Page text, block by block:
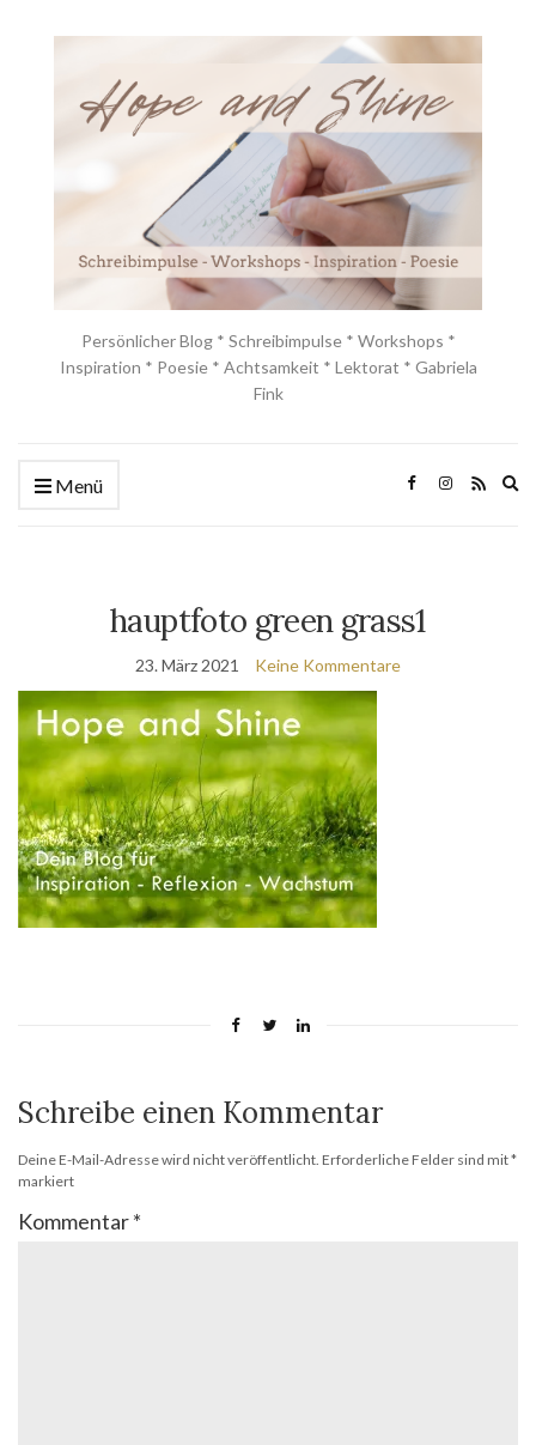
Persönlicher Blog * Schreibimpulse * Workshops *
Inspiration * Poesie * Achtsamkeit * Lektorat * Gabriela
Fink
Menü
hauptfoto green grass1
23. März 2021 Keine Kommentare
Schreibe einen Kommentar
Deine E-Mail-Adresse wird nicht veröffentlicht. Erforderliche Felder sind mit*
markiert
Kommentar*